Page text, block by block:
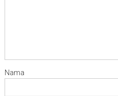
Nama